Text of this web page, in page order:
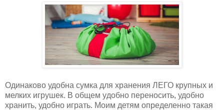
Одинаково удобна сумка для хранения ЛЕГО крупных и
мелких игрушек. В общем удобно переносить, удобно
хранить, удобно играть. Моим детям определенно такая